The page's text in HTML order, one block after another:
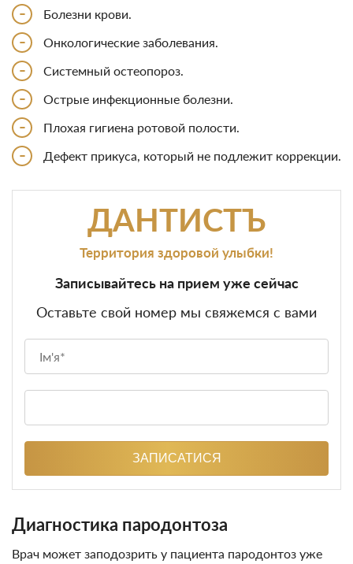
- Болезни крови.
- Онкологические заболевания.
- Системный остеопороз.
- Острые инфекционные болезни.
- Плохая гигиена ротовой полости.
- Дефект прикуса, который не подлежит коррекции.
ДАНТИСТЪ
Территория здоровой улыбки!
Записывайтесь на прием уже сейчас
Оставьте свой номер мы свяжемся с вами
ЗАПИСАТИСЯ
Диагностика пародонтоза
Врач может заподозрить у пациента пародонтоз уже